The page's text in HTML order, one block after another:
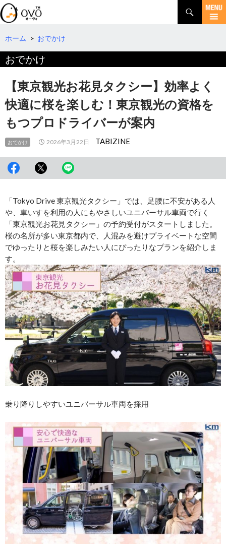
検
索
コ
テ
ツ
へ
ホーム > おでかけ
おでかけ
【東京観光お花見タクシー】効率よく
快適に桜を楽しむ！東京観光の資格を
もつプロドライバーが案内
おでかけ 2026年3月22日 TABIZINE
「Tokyo Drive 東京観光タクシー」では、足腰に不安がある人
や、車いすを利用の人にもやさしいユニバーサル車両で行く
「東京観光お花見タクシー」の予約受付がスタートしました。
桜の名所が多い東京都内で、人混みを避けプライベートな空間
でゆったりと桜を楽しみたい人にぴったりなプランを紹介しま
す。
乗り降りしやすいユニバーサル車両を採用